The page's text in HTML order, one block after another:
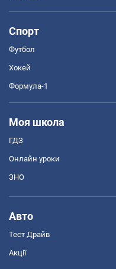
Спорт
Футбол
Хокей
Формула-1
Моя школа
ГДЗ
Онлайн уроки
ЗНО
Авто
Тест Драйв
Акції